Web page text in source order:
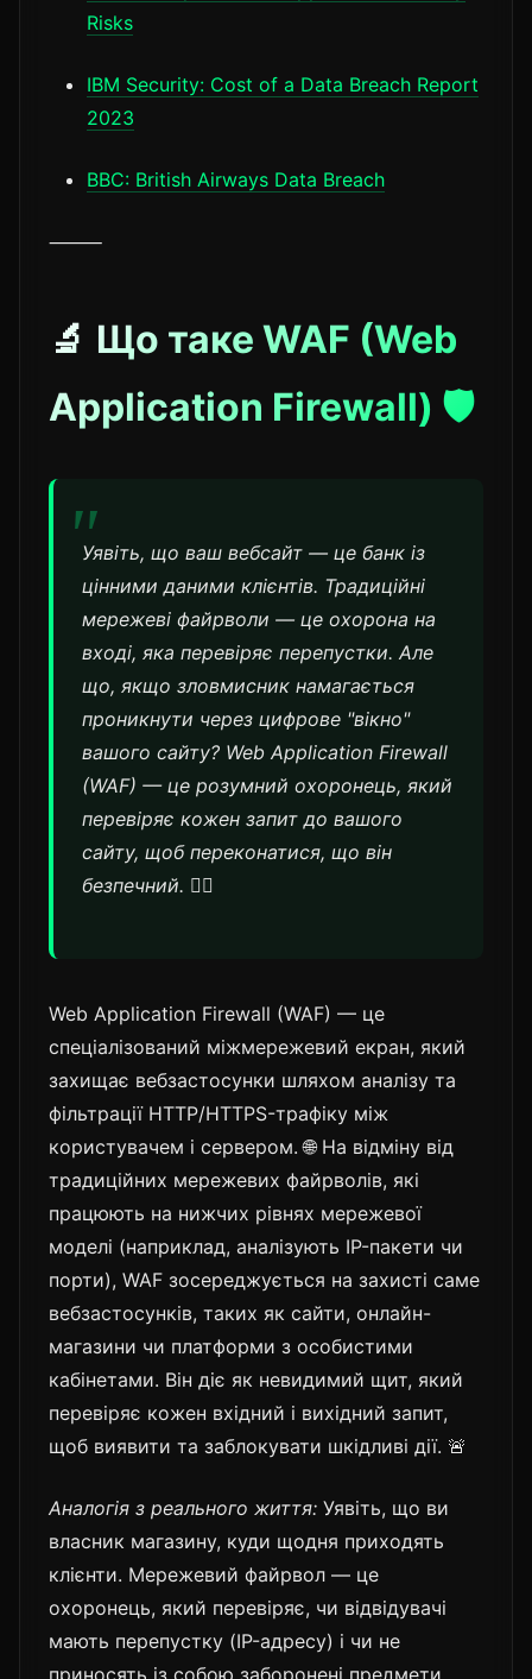
Risks
IBM Security: Cost of a Data Breach Report
2023
BBC: British Airways Data Breach
⸻
🔬 Що таке WAF (Web
Application Firewall) 🛡️
Уявіть, що ваш вебсайт — це банк із
цінними даними клієнтів. Традиційні
мережеві файрволи — це охорона на
вході, яка перевіряє перепустки. Але
що, якщо зловмисник намагається
проникнути через цифрове "вікно"
вашого сайту? Web Application Firewall
(WAF) — це розумний охоронець, який
перевіряє кожен запит до вашого
сайту, щоб переконатися, що він
безпечний. 🕵️‍♂️
Web Application Firewall (WAF) — це
спеціалізований міжмережевий екран, який
захищає вебзастосунки шляхом аналізу та
фільтрації HTTP/HTTPS-трафіку між
користувачем і сервером. 🌐 На відміну від
традиційних мережевих файрволів, які
працюють на нижчих рівнях мережевої
моделі (наприклад, аналізують IP-пакети чи
порти), WAF зосереджується на захисті саме
вебзастосунків, таких як сайти, онлайн-
магазини чи платформи з особистими
кабінетами. Він діє як невидимий щит, який
перевіряє кожен вхідний і вихідний запит,
щоб виявити та заблокувати шкідливі дії. 🚨
Аналогія з реального життя: Уявіть, що ви
власник магазину, куди щодня приходять
клієнти. Мережевий файрвол — це
охоронець, який перевіряє, чи відвідувачі
мають перепустку (IP-адресу) і чи не
приносять із собою заборонені предмети